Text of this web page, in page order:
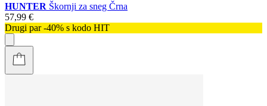
HUNTER Škornji za sneg Črna
57,99 €
Drugi par -40% s kodo HIT